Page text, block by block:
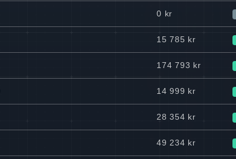
0 kr
15 785 kr
174 793 kr
14 999 kr
28 354 kr
49 234 kr